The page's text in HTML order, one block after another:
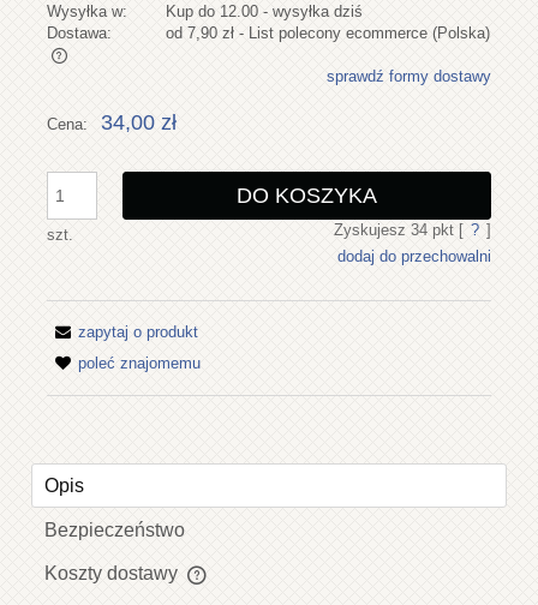
Wysyłka w:
Kup do 12.00 - wysyłka dziś
Dostawa:
od 7,90 zł - List polecony ecommerce (Polska)
Cena nie zawiera ewentualnych kosztów płatności
sprawdź formy dostawy
Cena: 34,00 zł
szt.
DO KOSZYKA
Zyskujesz 34pkt [ ? ]
dodaj do przechowalni
zapytaj o produkt
poleć znajomemu
Opis
Bezpieczeństwo
Koszty dostawy
Cena nie zawiera ewentualnych kosztów płatności